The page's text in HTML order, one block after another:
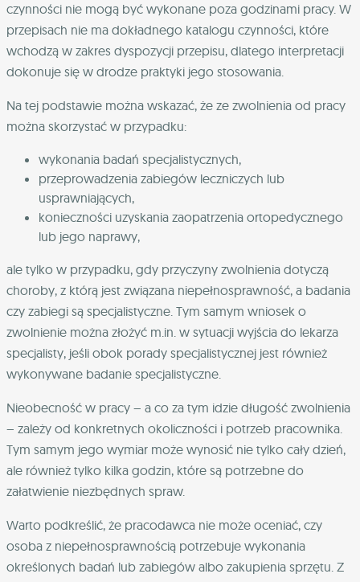
czynności nie mogą być wykonane poza godzinami pracy. W
przepisach nie ma dokładnego katalogu czynności, które
wchodzą w zakres dyspozycji przepisu, dlatego interpretacji
dokonuje się w drodze praktyki jego stosowania.
Na tej podstawie można wskazać, że ze zwolnienia od pracy
można skorzystać w przypadku:
wykonania badań specjalistycznych,
przeprowadzenia zabiegów leczniczych lub
usprawniających,
konieczności uzyskania zaopatrzenia ortopedycznego
lub jego naprawy,
ale tylko w przypadku, gdy przyczyny zwolnienia dotyczą
choroby, z którą jest związana niepełnosprawność, a badania
czy zabiegi są specjalistyczne. Tym samym wniosek o
zwolnienie można złożyć m.in. w sytuacji wyjścia do lekarza
specjalisty, jeśli obok porady specjalistycznej jest również
wykonywane badanie specjalistyczne.
Nieobecność w pracy – a co za tym idzie długość zwolnienia
– zależy od konkretnych okoliczności i potrzeb pracownika.
Tym samym jego wymiar może wynosić nie tylko cały dzień,
ale również tylko kilka godzin, które są potrzebne do
załatwienie niezbędnych spraw.
Warto podkreślić, że pracodawca nie może oceniać, czy
osoba z niepełnosprawnością potrzebuje wykonania
określonych badań lub zabiegów albo zakupienia sprzętu. Z